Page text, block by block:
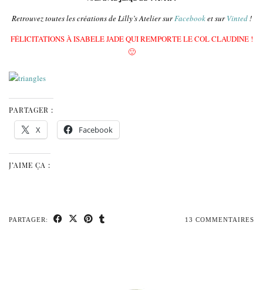
Retrouvez toutes les créations de Lilly’s Atelier surFacebooket surVinted!
FÉLICITATIONS À ISABELE JADE QUI REMPORTE LE COL CLAUDINE !
🙂
PARTAGER :
X Facebook
J’AIME ÇA :
PARTAGER: 13 COMMENTAIRES